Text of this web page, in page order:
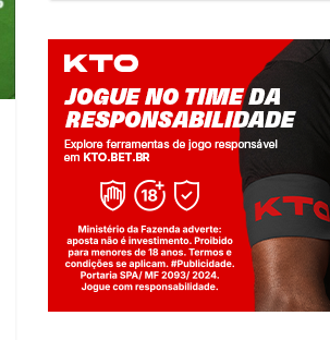
Jogue com responsabilidade. 18+